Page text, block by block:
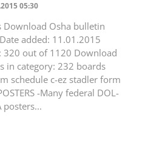
05:30
Download Osha bulletin
added: 11.01.2015
320 out of 1120 Download
in category: 232 boards
schedule c-ez stadler form
-Many federal DOL-
posters...